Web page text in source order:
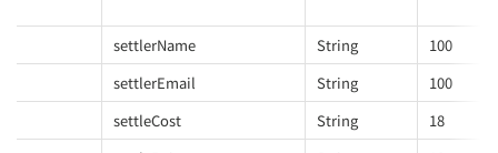
settlerName String
100
settlerEmail
String
100
settleCost
String
18